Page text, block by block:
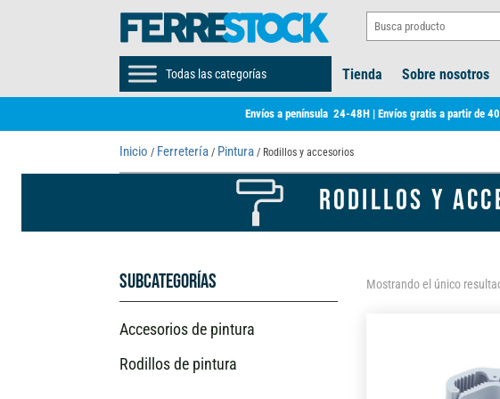
Todas las categorías Tienda Sobre nosotros
Envíos a península 24-48H | Envíos gratis a partir de
Inicio / Ferretería / Pintura / Rodillos y accesorios
RODILLOS Y
Subcategorías
Accesorios de pintura
Rodillos de pintura
Mostrando el único